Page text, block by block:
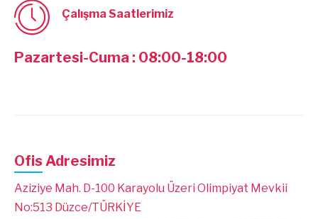
Çalışma Saatlerimiz
Pazartesi-Cuma : 08:00-18:00
Ofis Adresimiz
Aziziye Mah. D-100 Karayolu Üzeri Olimpiyat Mevkii
No:513 Düzce/TÜRKİYE